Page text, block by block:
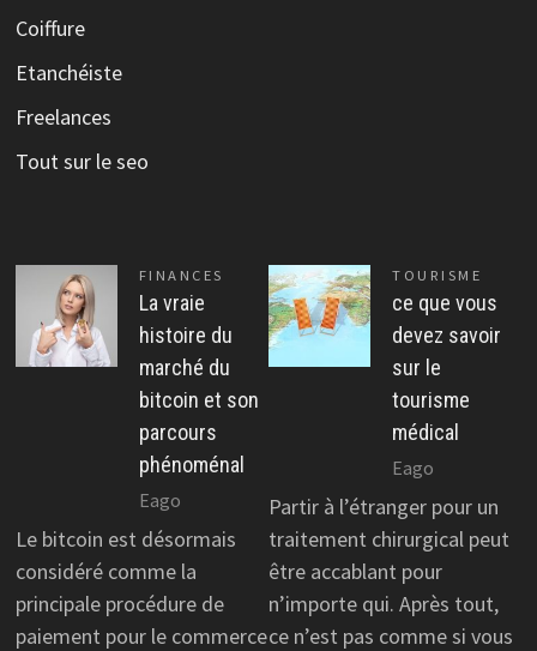
Coiffure
Etanchéiste
Freelances
Tout sur le seo
FINANCES
La vraie
histoire du
marché du
bitcoin et son
parcours
phénoménal
Eago
Le bitcoin est désormais
considéré comme la
principale procédure de
paiement pour le commerce
TOURISME
ce que vous
devez savoir
sur le
tourisme
médical
Eago
Partir à l’étranger pour un
traitement chirurgical peut
être accablant pour
n’importe qui. Après tout,
ce n’est pas comme si vous